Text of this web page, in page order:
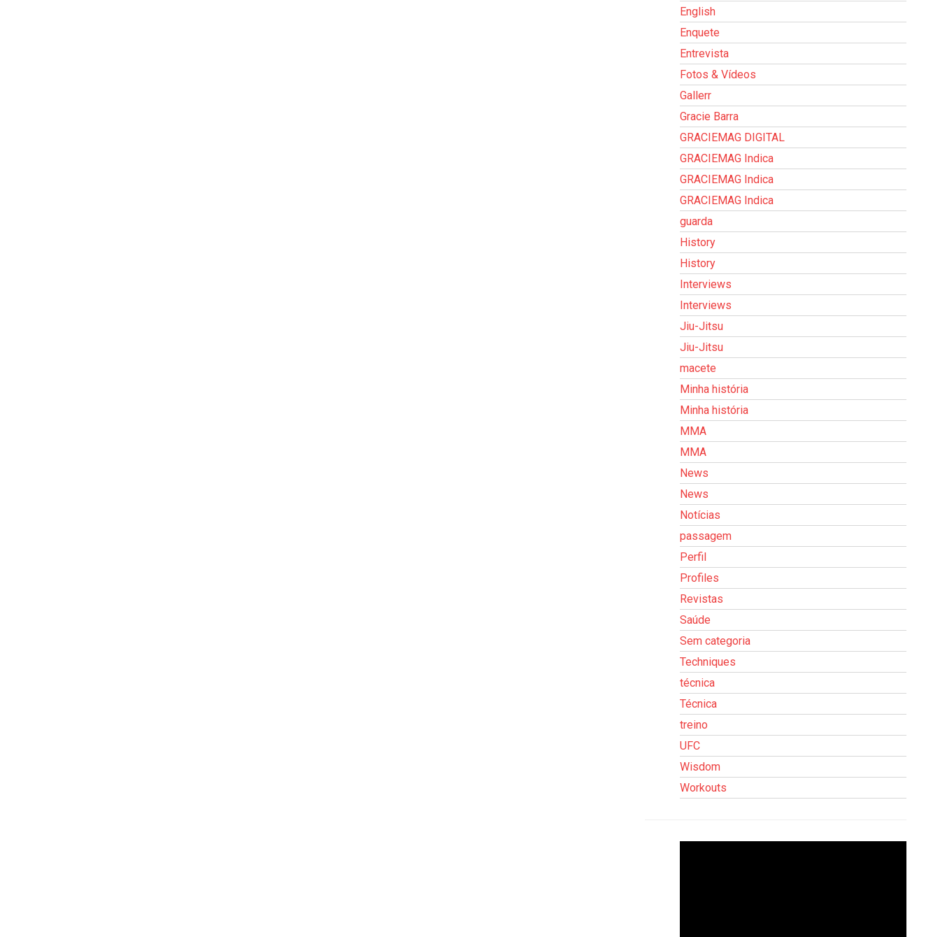
English
Enquete
Entrevista
Fotos & Vídeos
Gallerr
Gracie Barra
GRACIEMAG DIGITAL
GRACIEMAG Indica
GRACIEMAG Indica
GRACIEMAG Indica
guarda
History
History
Interviews
Interviews
Jiu-Jitsu
Jiu-Jitsu
macete
Minha história
Minha história
MMA
MMA
News
News
Notícias
passagem
Perfil
Profiles
Revistas
Saúde
Sem categoria
Techniques
técnica
Técnica
treino
UFC
Wisdom
Workouts